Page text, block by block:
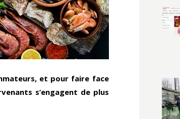
et pour faire face
s’engagent de plus